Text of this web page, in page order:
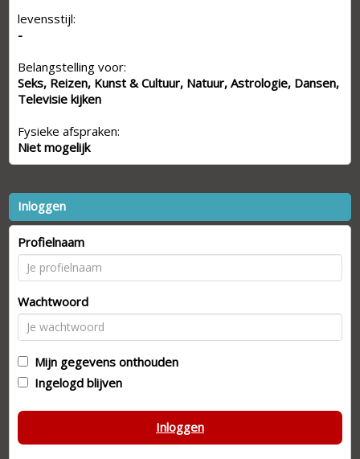
levensstijl:
-
Belangstelling voor:
Seks, Reizen, Kunst & Cultuur, Natuur, Astrologie, Dansen,
Televisie kijken
Fysieke afspraken:
Niet mogelijk
Inloggen
Profielnaam
Wachtwoord
Mijn gegevens onthouden
Ingelogd blijven
Inloggen